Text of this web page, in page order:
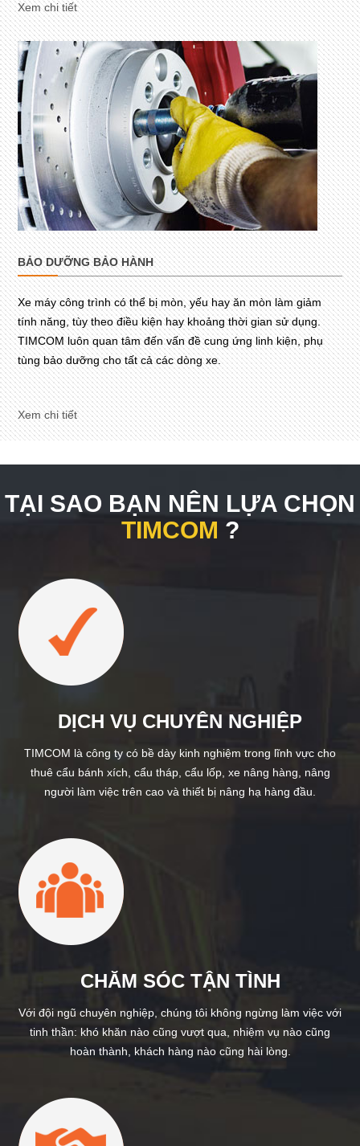
Xem chi tiết
BẢO DƯỠNG BẢO HÀNH
Xe máy công trình có thể bị mòn, yếu hay ăn mòn làm giảm
tính năng, tùy theo điều kiện hay khoảng thời gian sử dụng.
TIMCOM luôn quan tâm đến vấn đề cung ứng linh kiện, phụ
tùng bảo dưỡng cho tất cả các dòng xe.
Xem chi tiết
TẠI SAO BẠN NÊN LỰA CHỌN
TIMCOM ?
DỊCH VỤ CHUYÊN NGHIỆP
TIMCOM là công ty có bề dày kinh nghiệm trong lĩnh vực cho
thuê cẩu bánh xích, cẩu tháp, cẩu lốp, xe nâng hàng, nâng
người làm việc trên cao và thiết bị nâng hạ hàng đầu.
CHĂM SÓC TẬN TÌNH
Với đội ngũ chuyên nghiệp, chúng tôi không ngừng làm việc với
tinh thần: khó khăn nào cũng vượt qua, nhiệm vụ nào cũng
hoàn thành, khách hàng nào cũng hài lòng.